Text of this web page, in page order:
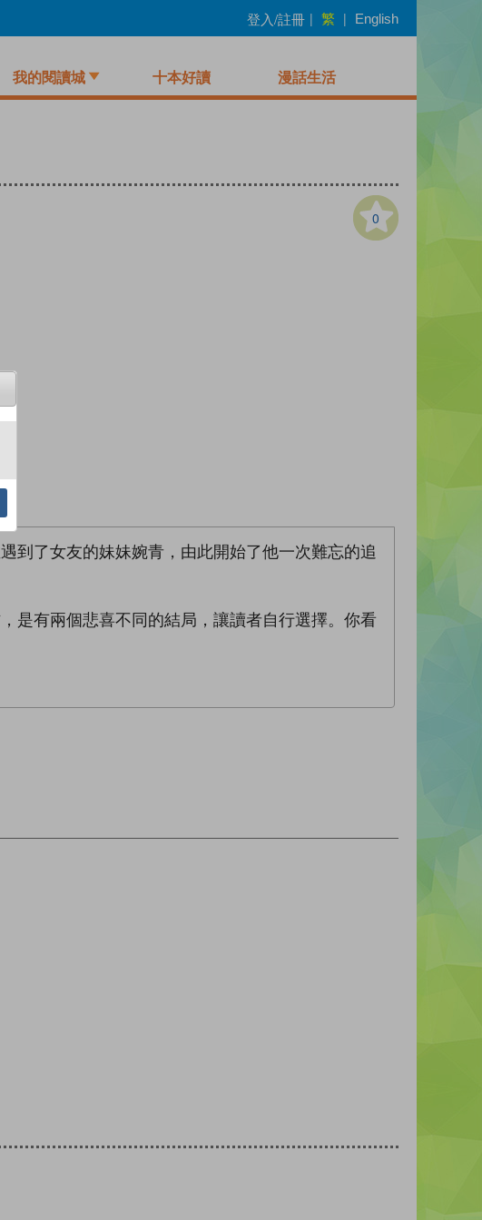
登入/註冊 | 繁 | English
我的閱讀城 十本好讀 漫話生活
0
到了女友的妹妹婉青，由此開始了他一次難忘的追
是有兩個悲喜不同的結局，讓讀者自行選擇。你看